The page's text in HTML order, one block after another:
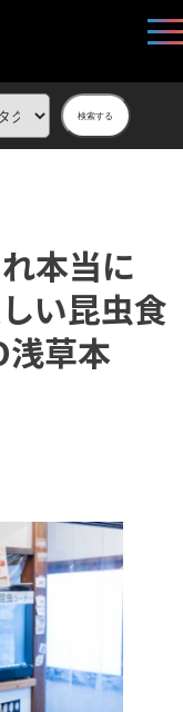
検索する
本当に
い昆虫食
浅草本